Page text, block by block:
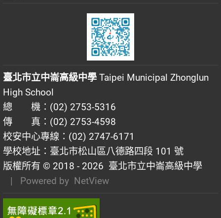
臺北市立中崙高級中學 Taipei Municipal Zhonglun
High School
總 機：(02) 2753-5316
傳 真：(02) 2753-4598
校安中心專線：(02) 2747-6171
學校地址：臺北市松山區八德路四段 101 號
版權所有 © 2018 - 2026 臺北市立中崙高級中學
| Powered by NetView